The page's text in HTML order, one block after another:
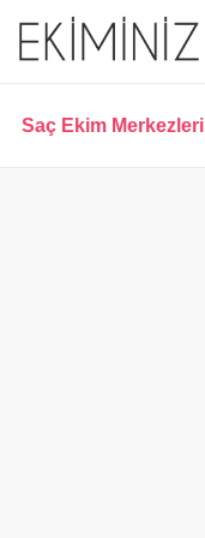
Saç Ekim Merkezleri